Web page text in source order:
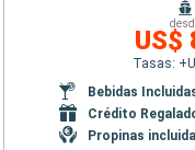
US$
Tasas:
Bebidas
Crédito
Propinas